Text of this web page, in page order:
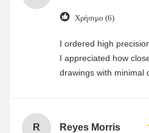
Χρήσιμο (6)
I ordered high
I appreciated how
drawings with minimal
R Reyes Morris